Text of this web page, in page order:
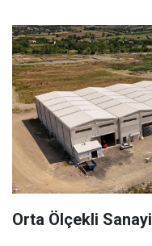
Orta Ölçekli